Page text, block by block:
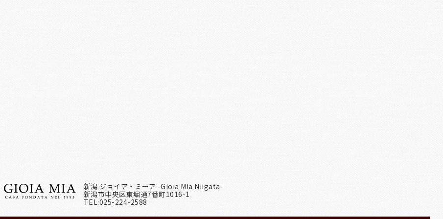
新潟 ジョイア・ミーア -Gioia Mia Niigata-
新潟市中央区東堀通7番町1016-1
TEL:025-224-2588